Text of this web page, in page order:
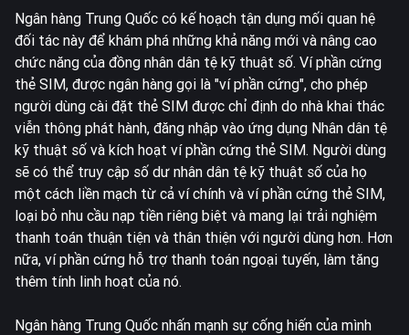
Ngân hàng Trung Quốc có kế hoạch tận dụng mối quan hệ
đối tác này để khám phá những khả năng mới và nâng cao
chức năng của đồng nhân dân tệ kỹ thuật số. Ví phần cứng
thẻ SIM, được ngân hàng gọi là "ví phần cứng", cho phép
người dùng cài đặt thẻ SIM được chỉ định do nhà khai thác
viễn thông phát hành, đăng nhập vào ứng dụng Nhân dân tệ
kỹ thuật số và kích hoạt ví phần cứng thẻ SIM. Người dùng
sẽ có thể truy cập số dư nhân dân tệ kỹ thuật số của họ
một cách liền mạch từ cả ví chính và ví phần cứng thẻ SIM,
loại bỏ nhu cầu nạp tiền riêng biệt và mang lại trải nghiệm
thanh toán thuận tiện và thân thiện với người dùng hơn. Hơn
nữa, ví phần cứng hỗ trợ thanh toán ngoại tuyến, làm tăng
thêm tính linh hoạt của nó.
Ngân hàng Trung Quốc nhấn mạnh sự cống hiến của mình